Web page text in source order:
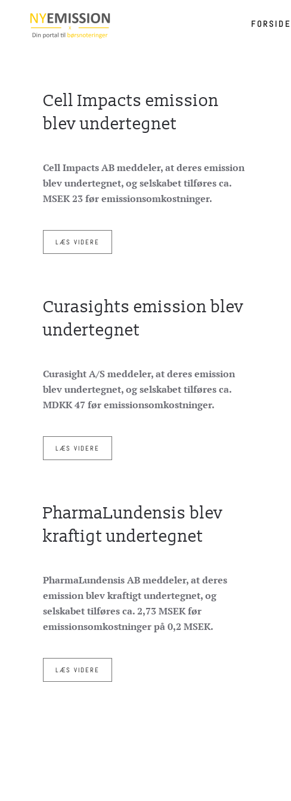
Gå til hovedindhold FORSIDE
Cell Impacts emission
blev undertegnet
Cell Impacts AB meddeler, at deres emission
blev undertegnet, og selskabet tilføres ca.
MSEK 23 før emissionsomkostninger.
LÆS VIDERE
Curasights emission blev
undertegnet
Curasight A/S meddeler, at deres emission
blev undertegnet, og selskabet tilføres ca.
MDKK 47 før emissionsomkostninger.
LÆS VIDERE
PharmaLundensis blev
kraftigt undertegnet
PharmaLundensis AB meddeler, at deres
emission blev kraftigt undertegnet, og
selskabet tilføres ca. 2,73 MSEK før
emissionsomkostninger på 0,2 MSEK.
LÆS VIDERE